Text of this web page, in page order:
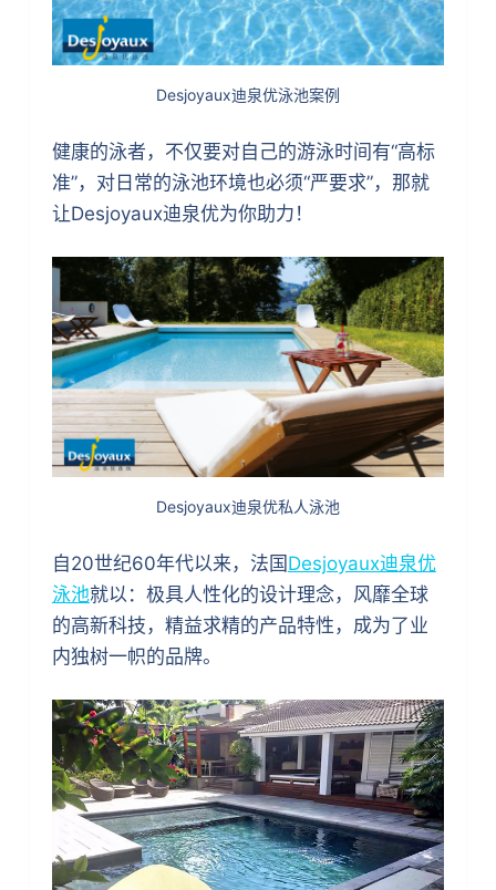
Desjoyaux迪泉优泳池案例
健康的泳者，不仅要对自己的游泳时间有“高标
准”，对日常的泳池环境也必须“严要求”，那就
让Desjoyaux迪泉优为你助力！
Desjoyaux迪泉优私人泳池
自20世纪60年代以来，法国Desjoyaux迪泉优
泳池就以：极具人性化的设计理念，风靡全球
的高新科技，精益求精的产品特性，成为了业
内独树一帜的品牌。